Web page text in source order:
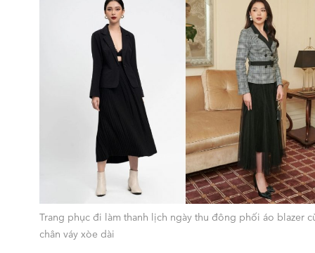
Trang phục đi làm thanh lịch ngày thu đông phối áo blazer
chân váy xòe dài